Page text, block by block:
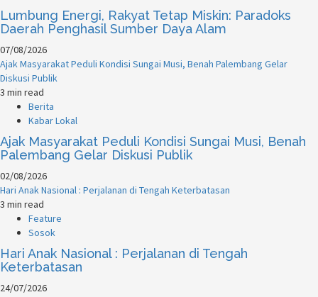
Lumbung Energi, Rakyat Tetap Miskin: Paradoks
Daerah Penghasil Sumber Daya Alam
07/08/2026
Ajak Masyarakat Peduli Kondisi Sungai Musi, Benah Palembang Gelar
Diskusi Publik
3 min read
Berita
Kabar Lokal
Ajak Masyarakat Peduli Kondisi Sungai Musi, Benah
Palembang Gelar Diskusi Publik
02/08/2026
Hari Anak Nasional : Perjalanan di Tengah Keterbatasan
3 min read
Feature
Sosok
Hari Anak Nasional : Perjalanan di Tengah
Keterbatasan
24/07/2026